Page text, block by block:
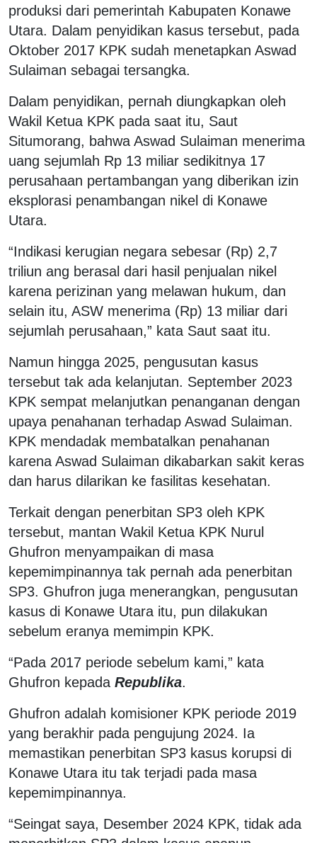
produksi dari pemerintah Kabupaten Konawe
Utara. Dalam penyidikan kasus tersebut, pada
Oktober 2017 KPK sudah menetapkan Aswad
Sulaiman sebagai tersangka.
Dalam penyidikan, pernah diungkapkan oleh
Wakil Ketua KPK pada saat itu, Saut
Situmorang, bahwa Aswad Sulaiman menerima
uang sejumlah Rp 13 miliar sedikitnya 17
perusahaan pertambangan yang diberikan izin
eksplorasi penambangan nikel di Konawe
Utara.
“Indikasi kerugian negara sebesar (Rp) 2,7
triliun ang berasal dari hasil penjualan nikel
karena perizinan yang melawan hukum, dan
selain itu, ASW menerima (Rp) 13 miliar dari
sejumlah perusahaan,” kata Saut saat itu.
Namun hingga 2025, pengusutan kasus
tersebut tak ada kelanjutan. September 2023
KPK sempat melanjutkan penanganan dengan
upaya penahanan terhadap Aswad Sulaiman.
KPK mendadak membatalkan penahanan
karena Aswad Sulaiman dikabarkan sakit keras
dan harus dilarikan ke fasilitas kesehatan.
Terkait dengan penerbitan SP3 oleh KPK
tersebut, mantan Wakil Ketua KPK Nurul
Ghufron menyampaikan di masa
kepemimpinannya tak pernah ada penerbitan
SP3. Ghufron juga menerangkan, pengusutan
kasus di Konawe Utara itu, pun dilakukan
sebelum eranya memimpin KPK.
“Pada 2017 periode sebelum kami,” kata
Ghufron kepada Republika.
Ghufron adalah komisioner KPK periode 2019
yang berakhir pada pengujung 2024. Ia
memastikan penerbitan SP3 kasus korupsi di
Konawe Utara itu tak terjadi pada masa
kepemimpinannya.
“Seingat saya, Desember 2024 KPK, tidak ada